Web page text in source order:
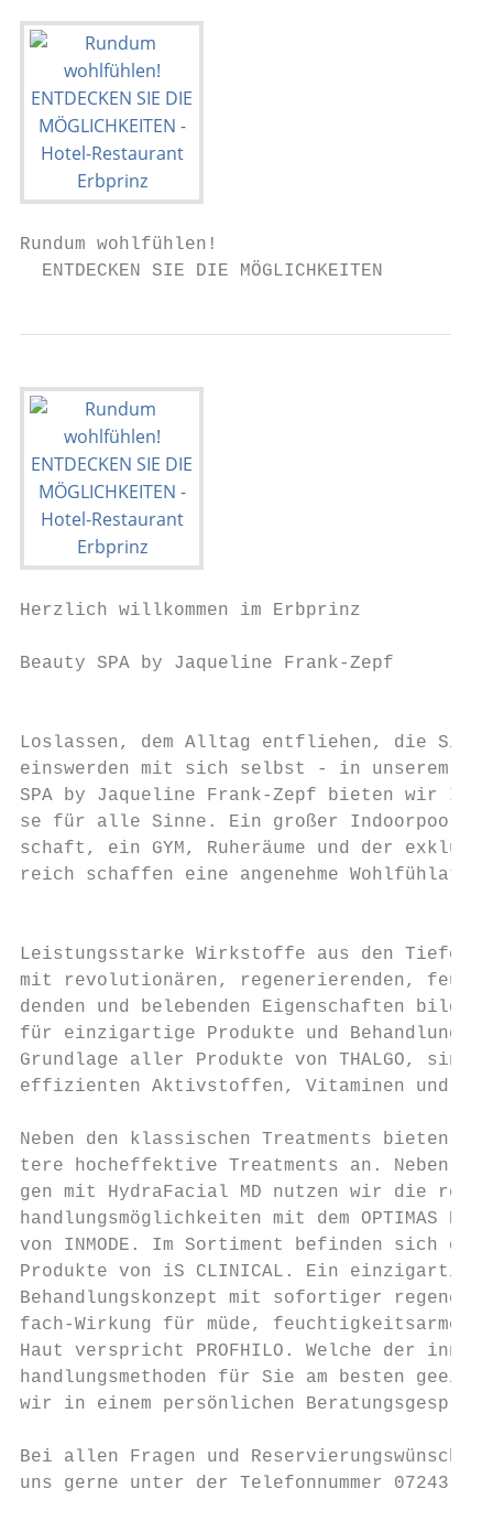
Rundum wohlfühlen!
  ENTDECKEN SIE DIE MÖGLICHKEITEN
Herzlich willkommen im Erbprinz
Beauty SPA by Jaqueline Frank-Zepf
Loslassen, dem Alltag entfliehen, die Sinne
einswerden mit sich selbst - in unserem
SPA by Jaqueline Frank-Zepf bieten wir
se für alle Sinne. Ein großer Indoorpool,
schaft, ein GYM, Ruheräume und der
reich schaffen eine angenehme
Leistungsstarke Wirkstoffe aus den Tiefen
mit revolutionären, regenerierenden,
denden und belebenden Eigenschaften
für einzigartige Produkte und
Grundlage aller Produkte von THALGO, sind
effizienten Aktivstoffen, Vitaminen und
Neben den klassischen Treatments bieten
tere hocheffektive Treatments an. Neben
gen mit HydraFacial MD nutzen wir die
handlungsmöglichkeiten mit dem OPTIMAS
von INMODE. Im Sortiment befinden sich
Produkte von iS CLINICAL. Ein
Behandlungskonzept mit sofortiger
fach-Wirkung für müde, feuchtigkeitsarme
Haut verspricht PROFHILO. Welche der
handlungsmethoden für Sie am besten
wir in einem persönlichen
Bei allen Fragen und
uns gerne unter der Telefonnummer 07243-